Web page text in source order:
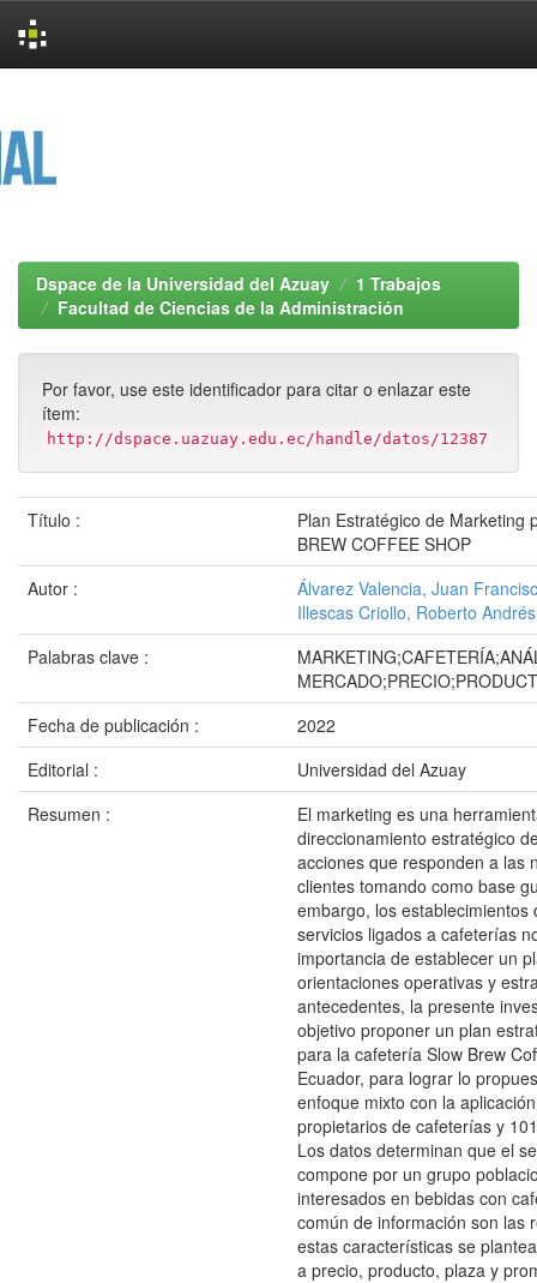
Dspace de la Universidad del Azuay
1 Trabajos
Facultad de Ciencias de la Administración
Por favor, use este identificador para citar o enlazar este
ítem:
http://dspace.uazuay.edu.ec/handle/datos/12387
Título :
Plan Estratégico de Marketing
BREW COFFEE SHOP
Autor :
Álvarez Valencia, Juan
Illescas Criollo, Roberto Andrés
Palabras clave :
Fecha de publicación :
2022
Editorial :
Universidad del Azuay
Resumen :
El marketing es una
direccionamiento estratégico
acciones que responden a las
clientes tomando como base
embargo, los
servicios ligados a cafeterías
importancia de establecer un
orientaciones operativas y
antecedentes, la presente
objetivo proponer un plan
para la cafetería Slow Brew
Ecuador, para lograr lo
enfoque mixto con la
propietarios de cafeterías y
Los datos determinan que el
compone por un grupo
interesados en bebidas con
común de información son las
estas características se
a precio, producto, plaza y